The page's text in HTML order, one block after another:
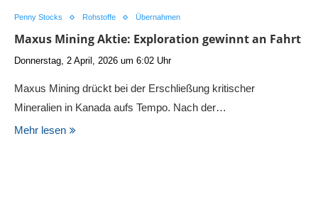
Penny Stocks Rohstoffe Übernahmen
Maxus Mining Aktie: Exploration gewinnt an Fahrt
Donnerstag, 2 April, 2026 um 6:02 Uhr
Maxus Mining drückt bei der Erschließung kritischer
Mineralien in Kanada aufs Tempo. Nach der…
Mehr lesen